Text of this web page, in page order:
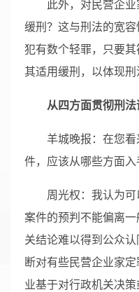
此外，对民营企
缓刑？这与刑法的宽
犯有数个轻罪，只要
其适用缓刑，以体现刑
从四方面贯彻刑
羊城晚报：在您
件，应该从哪些方面入
周光权：我认为
案件的预判不能偏离
关结论难以得到公众
断对有些民营企业家
业基于对行政机关决